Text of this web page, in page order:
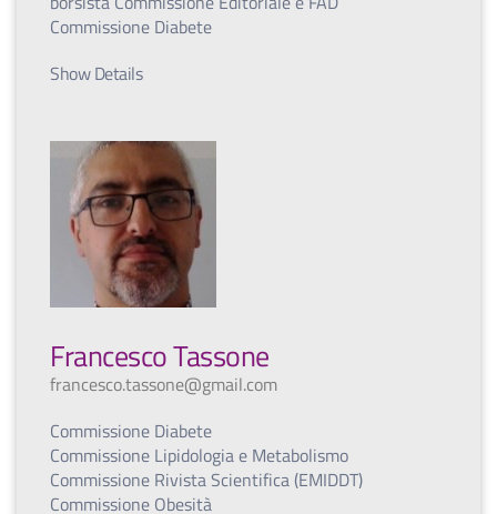
Commissione Diabete
Show Details
Francesco Tassone
francesco.tassone@gmail.com
Commissione Diabete
Commissione Lipidologia e Metabolismo
Commissione Rivista Scientifica (EMIDDT)
Commissione Obesità